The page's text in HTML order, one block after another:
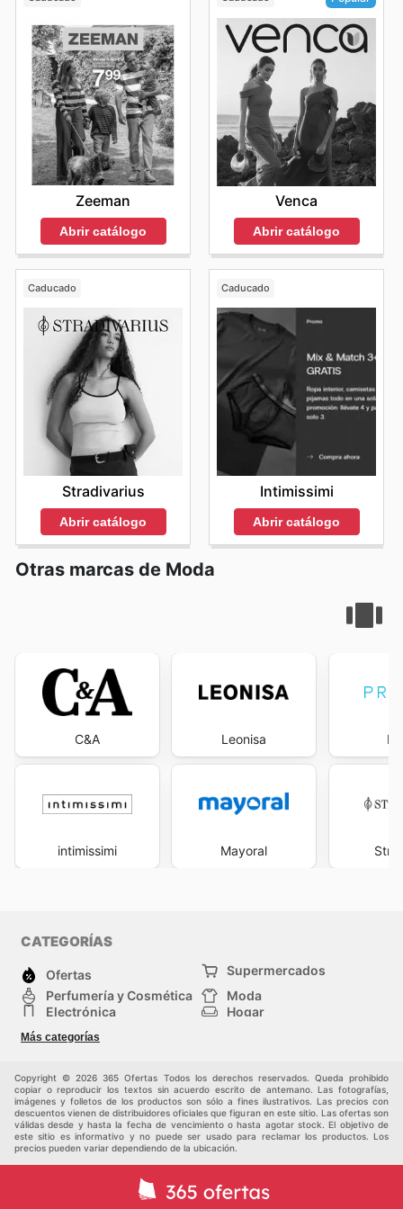
Napapijri estén siempre al alcance de la mano. Stay up
to date with Napapijri's weekly ads and enjoy exclusive
savings every day.
Zeeman
Abrir catálogo
Venca
Abrir catálogo
Caducado
Stradivarius
Abrir catálogo
Caducado
Intimissimi
Abrir catálogo
Otras marcas de Moda
C&A
intimissimi
Leonisa
Mayoral
CATEGORÍAS
Ofertas
Supermercados
Perfumería y Cosmética
Moda
Electrónica
Hogar
Deporte
Juguetes y bebés
Más categorías
Copyright © 2026 365 Ofertas Todos los derechos reservados. Queda prohibido
copiar o reproducir los textos sin acuerdo escrito de antemano. Las fotografías,
imágenes y folletos de los productos son sólo a fines ilustrativos. Las precios con
descuentos vienen de distribuidores oficiales que figuran en este sitio. Las ofertas son
válidas desde y hasta la fecha de vencimiento o hasta agotar stock. El objetivo de
este sitio es informativo y no puede ser usado para reclamar los productos. Los
precios pueden variar dependiendo de la ubicación.